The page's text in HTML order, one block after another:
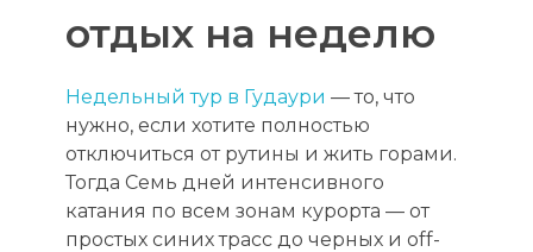
отдых на неделю
Недельный тур в Гудаури — то, что
нужно, если хотите полностью
отключиться от рутины и жить горами.
Тогда Семь дней интенсивного
катания по всем зонам курорта — от
простых синих трасс до черных и off-